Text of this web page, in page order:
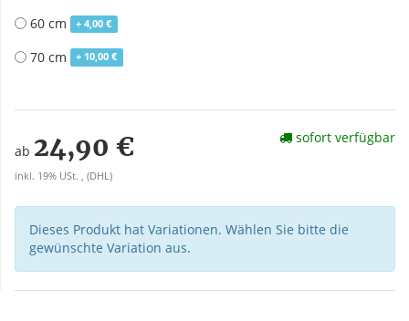
60 cm + 4,00 €
70 cm + 10,00 €
ab 24,90 €
inkl. 19% USt. , (DHL)
sofort verfügbar
Dieses Produkt hat Variationen. Wählen Sie bitte die
gewünschte Variation aus.